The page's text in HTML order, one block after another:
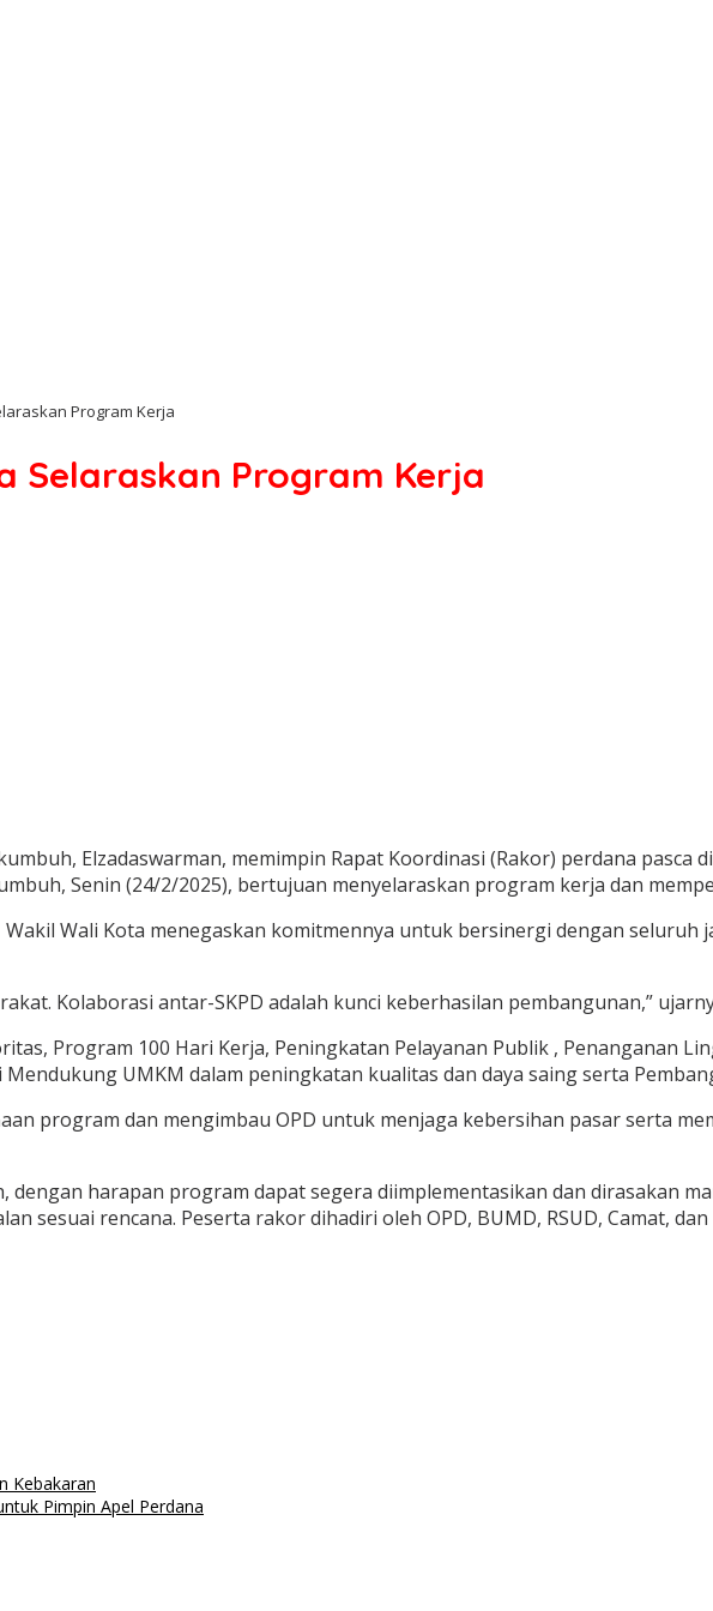
Program Kerja
Selaraskan Program Kerja
Elzadaswarman, memimpin Rapat Koordinasi (Rakor) perdana pasca
Senin (24/2/2025), bertujuan menyelaraskan program kerja dan
Wali Kota menegaskan komitmennya untuk bersinergi dengan seluruh
Kolaborasi antar-SKPD adalah kunci keberhasilan pembangunan,”
Program 100 Hari Kerja, Peningkatan Pelayanan Publik , Penanganan
UMKM dalam peningkatan kualitas dan daya saing serta
program dan mengimbau OPD untuk menjaga kebersihan pasar serta
harapan program dapat segera diimplementasikan dan dirasakan
sesuai rencana. Peserta rakor dihadiri oleh OPD, BUMD, RSUD, Camat,
Kebakaran
Pimpin Apel Perdana